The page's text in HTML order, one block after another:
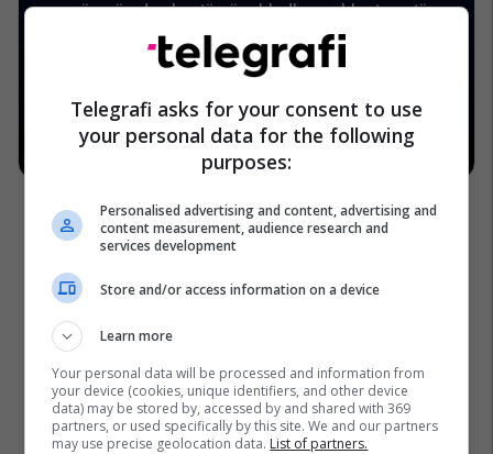
Gjumi
Telegrafi asks for your consent to use
your personal data for the following
purposes:
Personalised advertising and content, advertising and
content measurement, audience research and
services development
Store and/or access information on a device
Learn more
Your personal data will be processed and information from
your device (cookies, unique identifiers, and other device
data) may be stored by, accessed by and shared with 369
partners, or used specifically by this site. We and our partners
may use precise geolocation data. List of partners.